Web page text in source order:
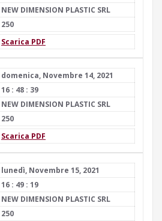
NEW DIMENSION PLASTIC SRL
250
Scarica PDF
domenica, Novembre 14, 2021
16 : 48 : 39
NEW DIMENSION PLASTIC SRL
250
Scarica PDF
lunedì, Novembre 15, 2021
16 : 49 : 19
NEW DIMENSION PLASTIC SRL
250